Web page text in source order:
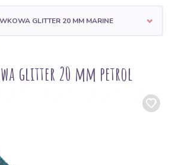
GLITTER 20 MM MARINE
glitter 20 mm petrol